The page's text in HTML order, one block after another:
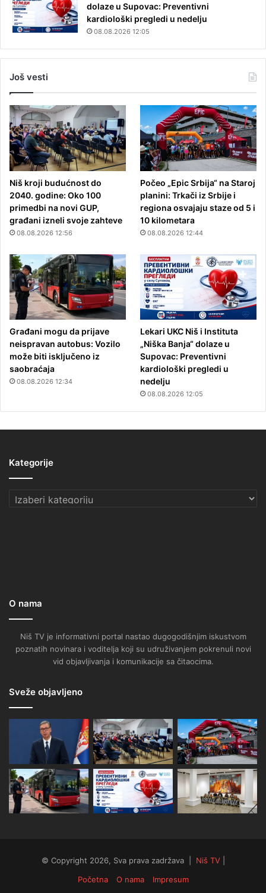
dolaze u Supovac: Preventivni
kardiološki pregledi u nedelju
08.08.2026 12:05
Još vesti
Niš kroji budućnost do
2040. godine: Oko 100
primedbi na novi GUP,
građani izneli svoje zahteve
08.08.2026 12:56
Počeo „Epic Srbija“ na Staroj
planini: Trkači iz Srbije i
regiona osvajaju staze od 5 i
10 kilometara
08.08.2026 12:44
Građani mogu da prijave
neispravan autobus: Vozilo
može biti isključeno iz
saobraćaja
08.08.2026 12:34
Lekari UKC Niš i Instituta
„Niška Banja“ dolaze u
Supovac: Preventivni
kardiološki pregledi u
nedelju
08.08.2026 12:05
Kategorije
Kategorije
O nama
Niš TV je informativni portal nastao dugogodišnjim iskustvom
poznatih novinara i voditelja koji su udruživanjem pokrenuli novi
vid objavljivanja i komunikacije sa čitaocima.
Sveže objavljeno
© Copyright 2026, Sva prava zadržava | Niš TV|
Početna
O nama Impresum